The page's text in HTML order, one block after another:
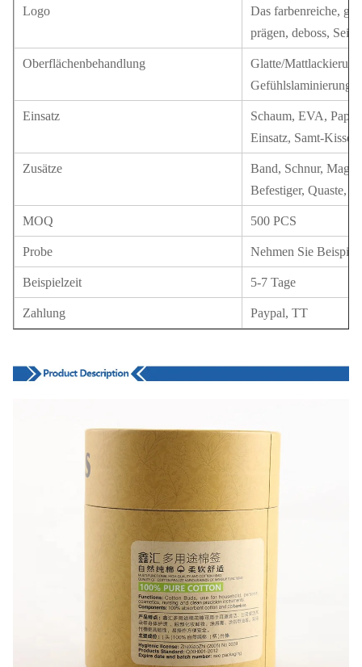
Logo
Das farbenreiche,
prägen, deboss,
Oberflächenbehandlung
Glatte/
Gefühlslaminierung
Einsatz
Schaum, EVA,
Einsatz, Samt-Kissen
Zusätze
Band, Schnur,
Befestiger, Quaste,
MOQ 500 PCS
Probe Nehmen Sie
Beispielzeit 5-7 Tage
Zahlung Paypal, TT